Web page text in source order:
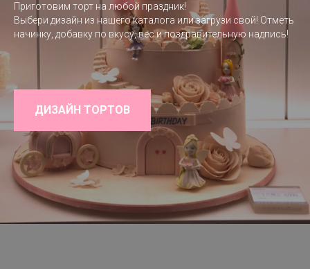
Приготовим торт на любой праздник!
Выбери дизайн из нашего каталога или загрузи свой! Отметь
начинку, добавку по вкусу, вес и поздравительную надпись!
ДИЗАЙН ТОРТОВ